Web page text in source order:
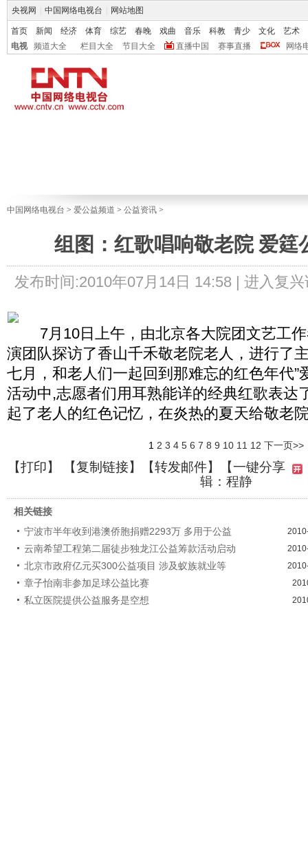
央视网 中国网络电视台 网站地图
首页 新闻 经济 体育 综艺 春晚 戏曲 音乐 科教 青少 文化
艺术
电视
频道大全 栏目大全 节目大全 直播中国 赛事直播 网络
中国网络电视台 > 爱公益频道 > 公益资讯 >
组图：红歌唱响敬老院 爱筳
发布时间:2010年07月14日 14:58 | 进入复兴
7月10日上午，由北京各大院团文艺工作
演团队探访了香山千禾敬老院老人，进行了
七月，和老人们一起回到那难忘的红色年代”
活动中,志愿者们用耳熟能详的经典红歌表达
起了老人的红色记忆，在炎热的夏天给敬老
1 2 3 4 5 6 7 8 9 10 11 12 下一页>>
【打印】 【复制链接】【转发邮件】
【一键分享
辑：程静
相关链接
宁波市半年收到港澳侨胞捐赠2293万 多用于公益
云南希望工程第二届徒步独龙江公益筹款活动启动
北京市政府亿元买300公益项目 涉及蚁族就业等
章子怡南非参加足球公益比赛
私立医院提供公益服务是空想